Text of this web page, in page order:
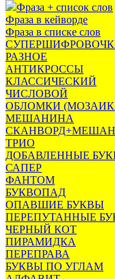
Фраза + список слов
Фраза в кейворде
Фраза в списке слов
РАЗНОЕ
АНТИКРОССЫ
КЛАССИЧЕСКИЙ
ЧИСЛОВОЙ
ОБЛОМКИ
МЕШАНИНА
ТРИО
ДОБАВЛЕННЫЕ
САПЕР
ФАНТОМ
БУКВОПАД
ОПАВШИЕ БУКВЫ
ПЕРЕПУТАННЫЕ
ЧЕРНЫЙ КОТ
ПИРАМИДКА
ПЕРЕПРАВА
БУКВЫ ПО УГЛАМ